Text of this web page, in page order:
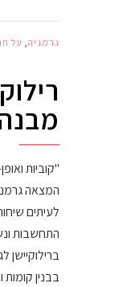
גרמניה על
"קוביות
המצאה
לעיתים
התחשבות
ברילוקיישן